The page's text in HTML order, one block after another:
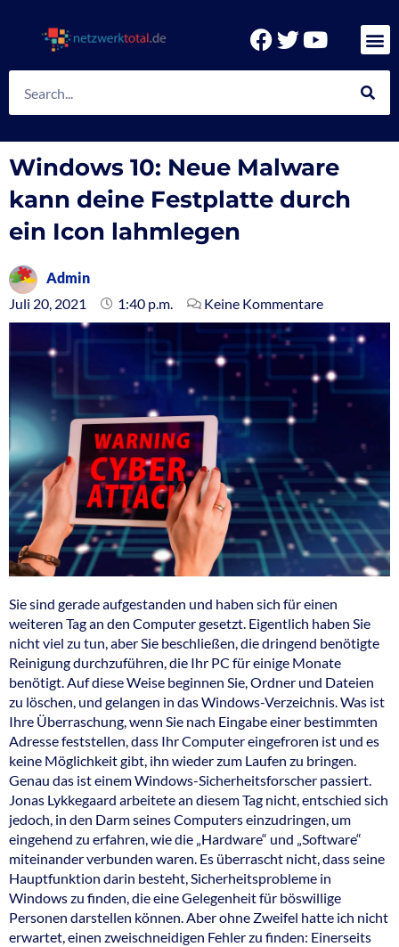
F
o
o
k
T
e
r
Y
b
e
Windows 10: Neue Malware
kann deine Festplatte durch
ein Icon lahmlegen
Admin
Juli 20, 2021
1:40 p.m. Keine Kommentare
Sie sind gerade aufgestanden und haben sich für einen
weiteren Tag an den Computer gesetzt. Eigentlich haben Sie
nicht viel zu tun, aber Sie beschließen, die dringend benötigte
Reinigung durchzuführen, die Ihr PC für einige Monate
benötigt. Auf diese Weise beginnen Sie, Ordner und Dateien
zu löschen, und gelangen in das Windows-Verzeichnis. Was ist
Ihre Überraschung, wenn Sie nach Eingabe einer bestimmten
Adresse feststellen, dass Ihr Computer eingefroren ist und es
keine Möglichkeit gibt, ihn wieder zum Laufen zu bringen.
Genau das ist einem Windows-Sicherheitsforscher passiert.
Jonas Lykkegaard arbeitete an diesem Tag nicht, entschied sich
jedoch, in den Darm seines Computers einzudringen, um
eingehend zu erfahren, wie die „Hardware“ und „Software“
miteinander verbunden waren. Es überrascht nicht, dass seine
Hauptfunktion darin besteht, Sicherheitsprobleme in
Windows zu finden, die eine Gelegenheit für böswillige
Personen darstellen können. Aber ohne Zweifel hatte ich nicht
erwartet, einen zweischneidigen Fehler zu finden: Einerseits